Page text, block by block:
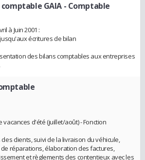
GAIA- Comptable
à Juin 2001 :
écritures de bilan
des bilans comptables aux entreprises
d'été (juillet/août) - Fonction
clients, suivi de la livraison du véhicule,
réparations, élaboration des factures,
et règlements des contentieux avec les